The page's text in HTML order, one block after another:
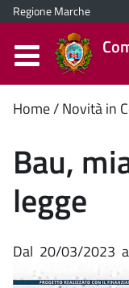
Regione Marche
Home Novità in
Bau,
legge
Dal 20/03/2023